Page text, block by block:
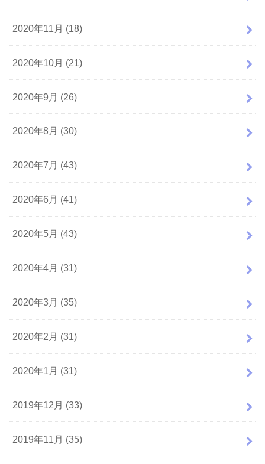
2020年11月 (18)
2020年10月 (21)
2020年9月 (26)
2020年8月 (30)
2020年7月 (43)
2020年6月 (41)
2020年5月 (43)
2020年4月 (31)
2020年3月 (35)
2020年2月 (31)
2020年1月 (31)
2019年12月 (33)
2019年11月 (35)